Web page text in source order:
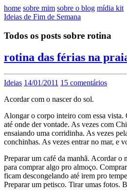
home sobre mim sobre o blog mídia kit
Ideias de Fim de Semana
Todos os posts sobre rotina
rotina das férias na
Ideias 14/01/2011 15 comentários
Acordar com o nascer do sol.
Alongar o corpo inteiro com essa vista.
até onde der vontade. As vezes com
ensaiando uma corridinha. As vezes
conchinhas. As vezes entrar no mar, e
Preparar um café da manhã. Acordar o
para comprar algo pro almoço.
ficam descongelando até irem pro
Preparar um petisco. Tirar umas fotos.